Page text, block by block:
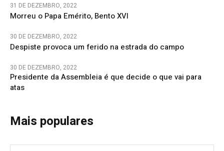
31 DE DEZEMBRO, 2022
Morreu o Papa Emérito, Bento XVI
30 DE DEZEMBRO, 2022
Despiste provoca um ferido na estrada do campo
30 DE DEZEMBRO, 2022
Presidente da Assembleia é que decide o que vai para
atas
Mais populares